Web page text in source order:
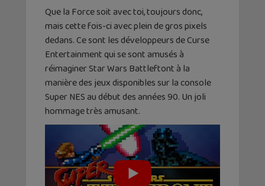
Que la Force soit avec toi, toujours donc,
mais cette fois-ci avec plein de gros pixels
dedans. Ce sont les développeurs de Curse
Entertainment qui se sont amusés à
réimaginer Star Wars Battleftont à la
manière des jeux disponibles sur la console
Super NES au début des années 90. Un joli
hommage très amusant.